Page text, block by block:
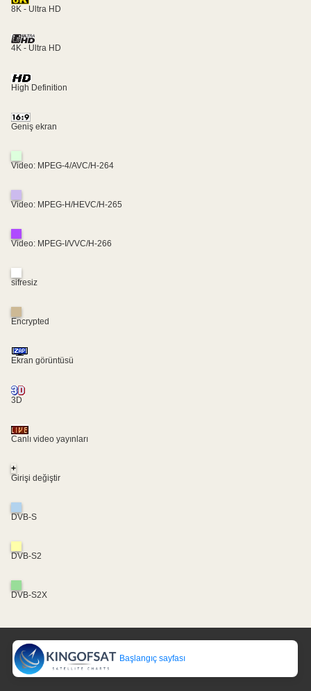
8K - Ultra HD
4K - Ultra HD
High Definition
Geniş ekran
Video: MPEG-4/AVC/H-264
Video: MPEG-H/HEVC/H-265
Video: MPEG-I/VVC/H-266
sifresiz
Encrypted
Ekran görüntüsü
3D
Canlı video yayınları
+
Girişi değiştir
DVB-S
DVB-S2
DVB-S2X
Başlangıç sayfası